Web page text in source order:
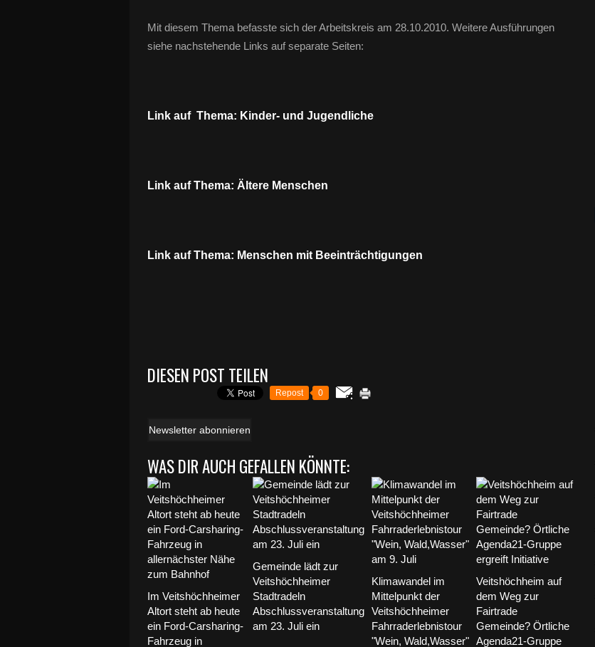
Mit diesem Thema befasste sich der Arbeitskreis am 28.10.2010. Weitere Ausführungen
siehe nachstehende Links auf separate Seiten:
Link auf Thema: Kinder- und Jugendliche
Link auf Thema: Ältere Menschen
Link auf Thema: Menschen mit Beeinträchtigungen
DIESEN POST TEILEN
Repost 0
Newsletter abonnieren
WAS DIR AUCH GEFALLEN KÖNNTE:
Im Veitshöchheimer
Altort steht ab heute
ein Ford-Carsharing-
Fahrzeug in
Gemeinde lädt zur
Veitshöchheimer
Stadtradeln
Abschlussveranstaltung
am 23. Juli ein
Klimawandel im
Mittelpunkt der
Veitshöchheimer
Fahrraderlebnistour
"Wein, Wald,Wasser"
Veitshöchheim auf
dem Weg zur
Fairtrade
Gemeinde? Örtliche
Agenda21-Gruppe